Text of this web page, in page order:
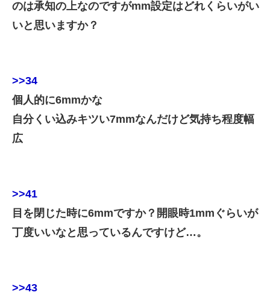
のは承知の上なのですがmm設定はどれくらいがい
いと思いますか？
>>34
個人的に6mmかな
自分くい込みキツい7mmなんだけど気持ち程度幅
広
>>41
目を閉じた時に6mmですか？開眼時1mmぐらいが
丁度いいなと思っているんですけど…。
>>43